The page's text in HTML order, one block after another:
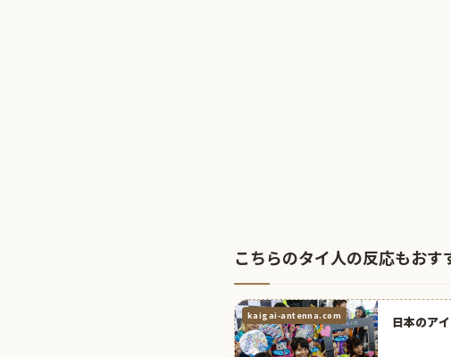
こちらのタイ人の反応もおす
kaigai-antenna.com 日本のア